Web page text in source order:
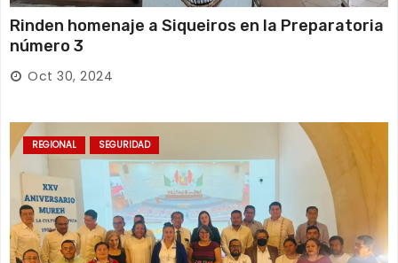
Rinden homenaje a Siqueiros en la Preparatoria
número 3
Oct 30, 2024
REGIONAL SEGURIDAD